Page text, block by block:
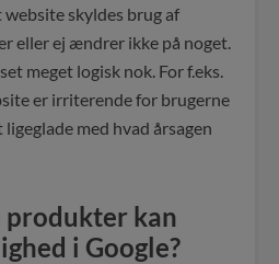
website skyldes brug af
eller ej ændrer ikke på noget.
meget logisk nok. For f.eks.
er irriterende for brugerne
ligeglade med hvad årsagen
produkter kan
i Google?